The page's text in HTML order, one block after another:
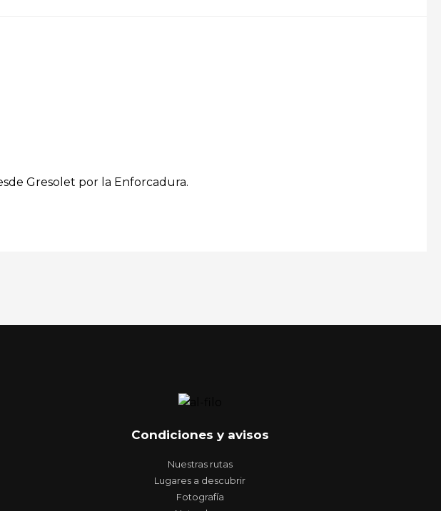
Gresolet por la Enforcadura.
Condiciones y avisos
Nuestras rutas
Lugares a descubrir
Fotografía